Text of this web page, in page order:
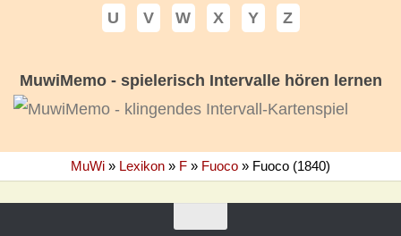
U
V W X Y Z
MuwiMemo - spielerisch Intervalle hören lernen
MuWi » Lexikon » F » Fuoco » Fuoco (1840)